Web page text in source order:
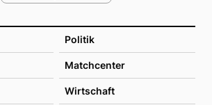
Politik
Matchcenter
Wirtschaft